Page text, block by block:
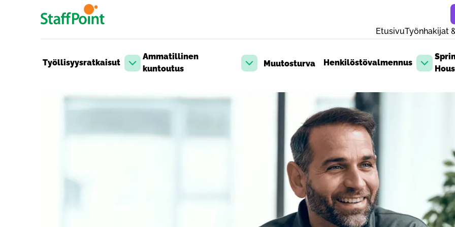
Hyppää pääsisältöön
EtusivuTyönhakijat
Työllisyysratkaisut
Avaa pudotusvalikko
Ammatillinen
kuntoutus
Avaa pudotusvalikko
Muutosturva Henkilöstövalmennus
Avaa